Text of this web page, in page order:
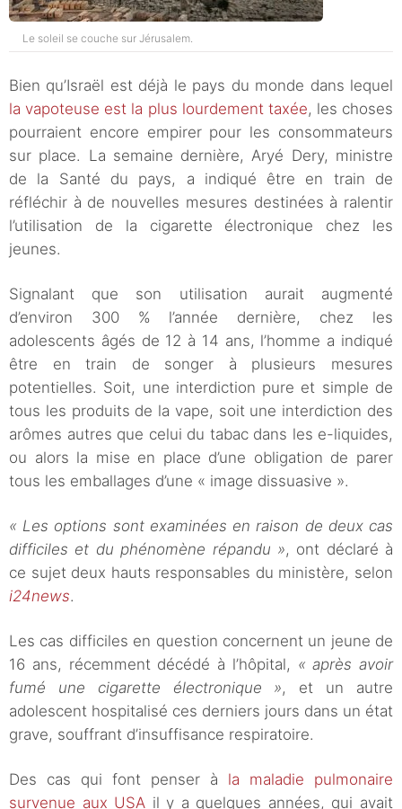
Le soleil se couche sur Jérusalem.
Bien qu’Israël est déjà le pays du monde dans lequel
la vapoteuse est la plus lourdement taxée, les choses
pourraient encore empirer pour les consommateurs
sur place. La semaine dernière, Aryé Dery, ministre
de la Santé du pays, a indiqué être en train de
réfléchir à de nouvelles mesures destinées à ralentir
l’utilisation de la cigarette électronique chez les
jeunes.
Signalant que son utilisation aurait augmenté
d’environ 300 % l’année dernière, chez les
adolescents âgés de 12 à 14 ans, l’homme a indiqué
être en train de songer à plusieurs mesures
potentielles. Soit, une interdiction pure et simple de
tous les produits de la vape, soit une interdiction des
arômes autres que celui du tabac dans les e-liquides,
ou alors la mise en place d’une obligation de parer
tous les emballages d’une « image dissuasive ».
« Les options sont examinées en raison de deux cas
difficiles et du phénomène répandu », ont déclaré à
ce sujet deux hauts responsables du ministère, selon
i24news.
Les cas difficiles en question concernent un jeune de
16 ans, récemment décédé à l’hôpital, « après avoir
fumé une cigarette électronique », et un autre
adolescent hospitalisé ces derniers jours dans un état
grave, souffrant d’insuffisance respiratoire.
Des cas qui font penser à la maladie pulmonaire
survenue aux USA il y a quelques années, qui avait